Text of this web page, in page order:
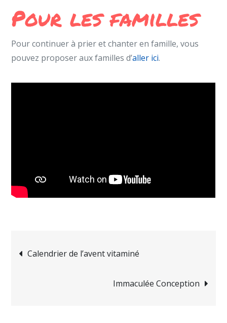
Pour les familles
Pour continuer à prier et chanter en famille, vous
pouvez proposer aux familles d’aller ici.
Navigation
Calendrier de l’avent vitaminé
Immaculée Conception